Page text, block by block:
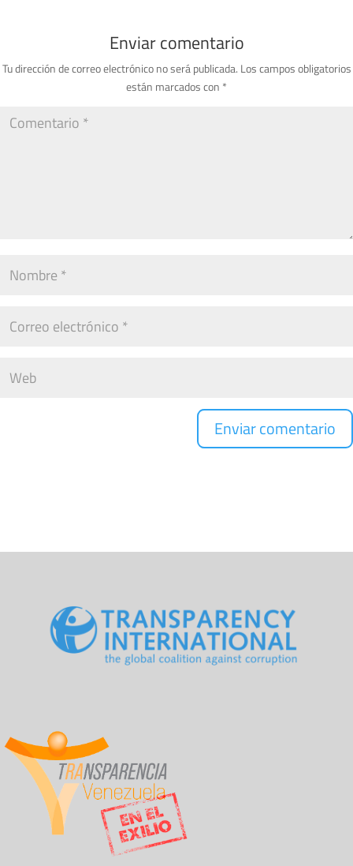
Enviar comentario
Tu dirección de correo electrónico no será publicada. Los campos obligatorios
están marcados con *